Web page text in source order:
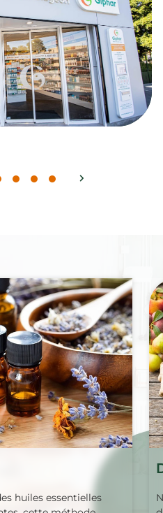
huiles essentielles